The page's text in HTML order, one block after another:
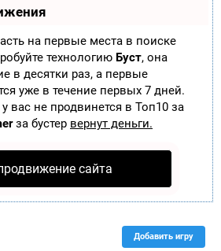
на первые места в поиске
технологию Буст, она
в десятки раз, а первые
уже в течение первых 7 дней.
вас не продвинется в Топ10 за
за бустер вернут деньги.
сайта
Добавить игру